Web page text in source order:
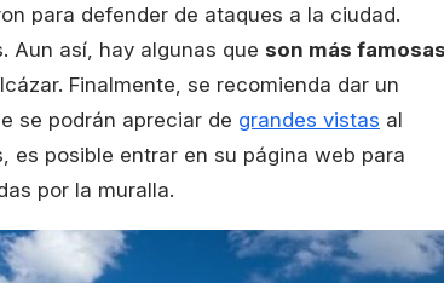
para defender de ataques a la ciudad.
Aun así, hay algunas que son más
Finalmente, se recomienda dar un
se podrán apreciar de grandes vistas al
es posible entrar en su página web para
por la muralla.